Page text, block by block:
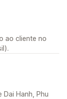
ao cliente no
Dai Hanh, Phu